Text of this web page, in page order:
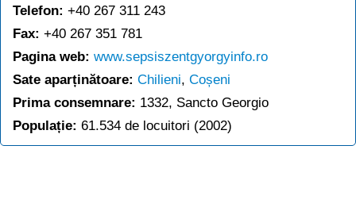
Telefon: +40 267 311 243
Fax: +40 267 351 781
Pagina web: www.sepsiszentgyorgyinfo.ro
Sate aparținătoare: Chilieni, Coșeni
Prima consemnare: 1332, Sancto Georgio
Populație: 61.534 de locuitori (2002)